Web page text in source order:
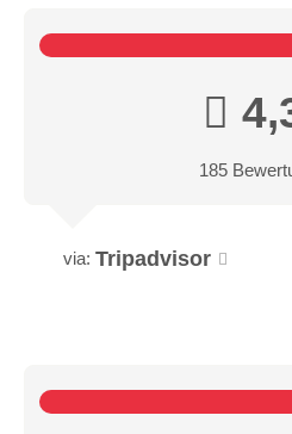
185
via: Tripadvisor